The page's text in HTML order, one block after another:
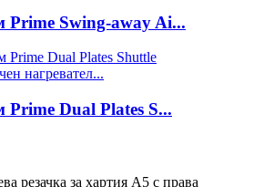
Prime Swing-away Ai...
Prime Dual Plates S...